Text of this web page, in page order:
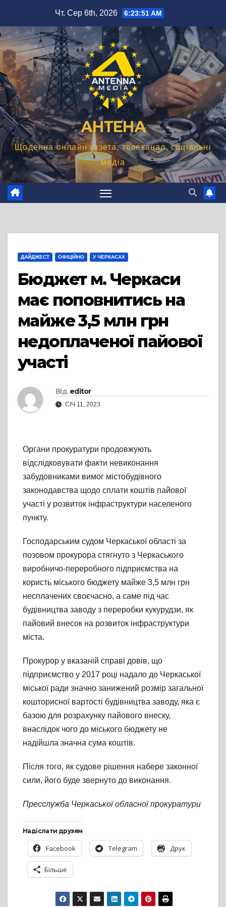
вмісту
Чт. Сер 6th, 2026 6:23:52 AM
АНТЕНА
Щоденна онлайн газета, телеканал, соціальні
медіа
ДАЙДЖЕСТ ОФІЦІЙНО У ЧЕРКАСАХ
Бюджет м. Черкаси
має поповнитись на
майже 3,5 млн грн
недоплаченої пайової
участі
Від editor
СІЧ 11, 2023
Органи прокуратури продовжують
відслідковувати факти невиконання
забудовниками вимог містобудівного
законодавства щодо сплати коштів пайової
участі у розвиток інфраструктури населеного
пункту.
Господарським судом Черкаської області за
позовом прокурора стягнуто з Черкаського
виробничо-переробного підприємства на
користь міського бюджету майже 3,5 млн грн
несплачених своєчасно, а саме під час
будівництва заводу з переробки кукурудзи, як
пайовий внесок на розвиток інфраструктури
міста.
Прокурор у вказаній справі довів, що
підприємство у 2017 році надало до Черкаської
міської ради значно занижений розмір загальної
кошторисної вартості будівництва заводу, яка є
базою для розрахунку пайового внеску,
внаслідок чого до міського бюджету не
надійшла значна сума коштів.
Після того, як судове рішення набере законної
сили, його буде звернуто до виконання.
Пресслужба Черкаської обласної прокуратури
Надіслати друзям
Facebook Telegram Друк
Більше